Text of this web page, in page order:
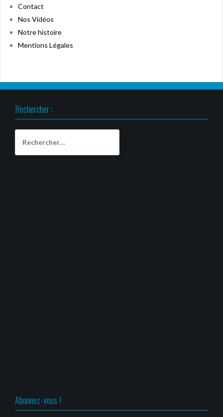
Contact
Nos Vidéos
Notre histoire
Mentions Légales
Rechercher :
Abonnez-vous !